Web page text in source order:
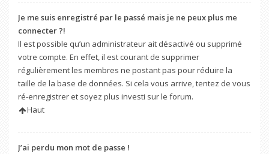
Je me suis enregistré par le passé mais je ne peux plus me
connecter ?!
Il est possible qu’un administrateur ait désactivé ou supprimé
votre compte. En effet, il est courant de supprimer
régulièrement les membres ne postant pas pour réduire la
taille de la base de données. Si cela vous arrive, tentez de vous
ré-enregistrer et soyez plus investi sur le forum.
Haut
J’ai perdu mon mot de passe !